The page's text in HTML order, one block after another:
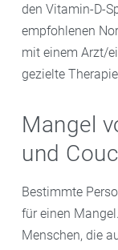
den Vitamin-D-
empfohlenen
mit einem Arzt/
gezielte
Mangel
und
Bestimmte
für einen
Menschen, die